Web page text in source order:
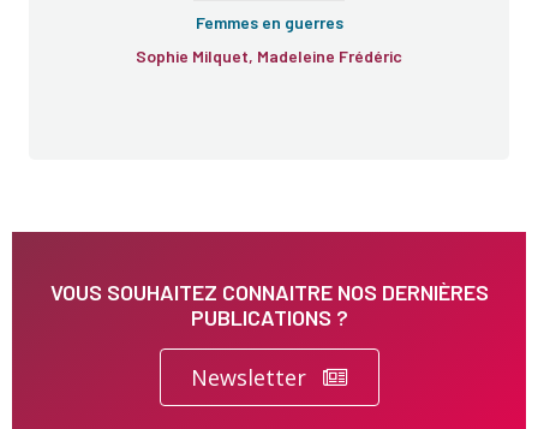
Femmes en guerres
Sophie Milquet, Madeleine Frédéric
VOUS SOUHAITEZ CONNAITRE NOS DERNIÈRES
PUBLICATIONS ?
Newsletter